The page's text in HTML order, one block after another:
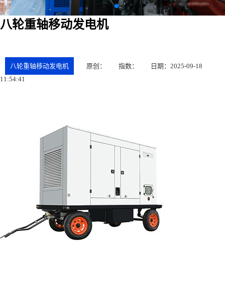
八轮重轴移动发电机
八轮重轴移动发电机 原创： 指数：
日期：2025-09-18
11:54:41